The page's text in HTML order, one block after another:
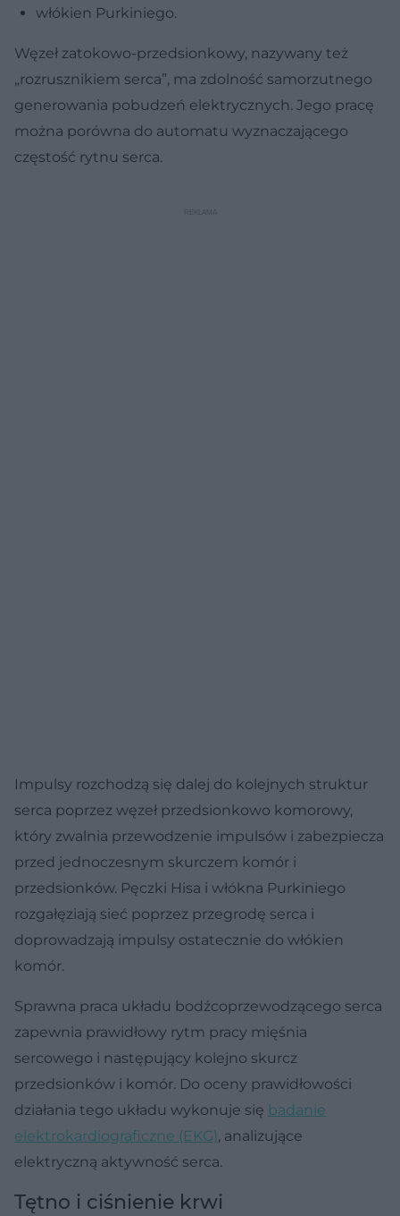
włókien Purkiniego.
Węzeł zatokowo-przedsionkowy, nazywany też
„rozrusznikiem serca”, ma zdolność samorzutnego
generowania pobudzeń elektrycznych. Jego pracę
można porówna do automatu wyznaczającego
częstość rytnu serca.
Impulsy rozchodzą się dalej do kolejnych struktur
serca poprzez węzeł przedsionkowo komorowy,
który zwalnia przewodzenie impulsów i zabezpiecza
przed jednoczesnym skurczem komór i
przedsionków. Pęczki Hisa i włókna Purkiniego
rozgałęziają sieć poprzez przegrodę serca i
doprowadzają impulsy ostatecznie do włókien
komór.
Sprawna praca układu bodźcoprzewodzącego serca
zapewnia prawidłowy rytm pracy mięśnia
sercowego i następujący kolejno skurcz
przedsionków i komór. Do oceny prawidłowości
działania tego układu wykonuje się badanie
elektrokardiograficzne (EKG), analizujące
elektryczną aktywność serca.
Tętno i ciśnienie krwi